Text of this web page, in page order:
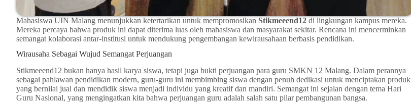
Mahasiswa UIN Malang menunjukkan ketertarikan untuk mempromosikan Stikmeeend12 di lingkungan kampus mereka.
Mereka percaya bahwa produk ini dapat diterima luas oleh mahasiswa dan masyarakat sekitar. Rencana ini mencerminkan
semangat kolaborasi antar-institusi untuk mendukung pengembangan kewirausahaan berbasis pendidikan.
Wirausaha Sebagai Wujud Semangat Perjuangan
Stikmeeend12 bukan hanya hasil karya siswa, tetapi juga bukti perjuangan para guru SMKN 12 Malang. Dalam perannya
sebagai pahlawan pendidikan modern, guru-guru ini membimbing siswa dengan penuh dedikasi untuk menciptakan produk
yang bernilai jual dan mendidik siswa menjadi individu yang kreatif dan mandiri. Semangat ini sejalan dengan tema Hari
Guru Nasional, yang mengingatkan kita bahwa perjuangan guru adalah salah satu pilar pembangunan bangsa.